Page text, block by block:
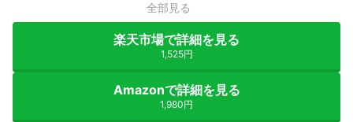
全部見る
楽天市場で詳細を見る
1,525円
Amazonで詳細を見る
1,980円